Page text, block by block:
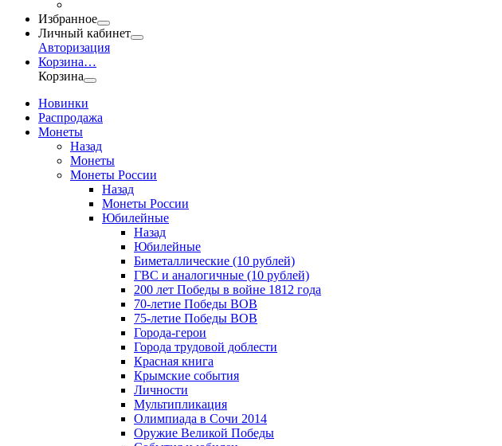
Избранное
Личный кабинет
Авторизация
Корзина…
Корзина
Новинки
Распродажа
Монеты
Назад
Монеты
Монеты России
Назад
Монеты России
Юбилейные
Назад
Юбилейные
Биметаллические (10 рублей)
ГВС и аналогичные (10 рублей)
200 лет Победы в войне 1812 года
70-летие Победы ВОВ
75-летие Победы ВОВ
Города-герои
Города трудовой доблести
Красная книга
Крымские события
Личности
Мультипликация
Олимпиада в Сочи 2014
Оружие Великой Победы